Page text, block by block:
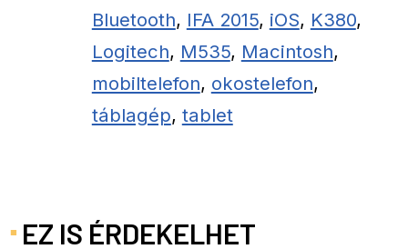
Bluetooth, IFA 2015, iOS, K380,
Logitech, M535, Macintosh,
mobiltelefon, okostelefon,
táblagép, tablet
EZ IS ÉRDEKELHET